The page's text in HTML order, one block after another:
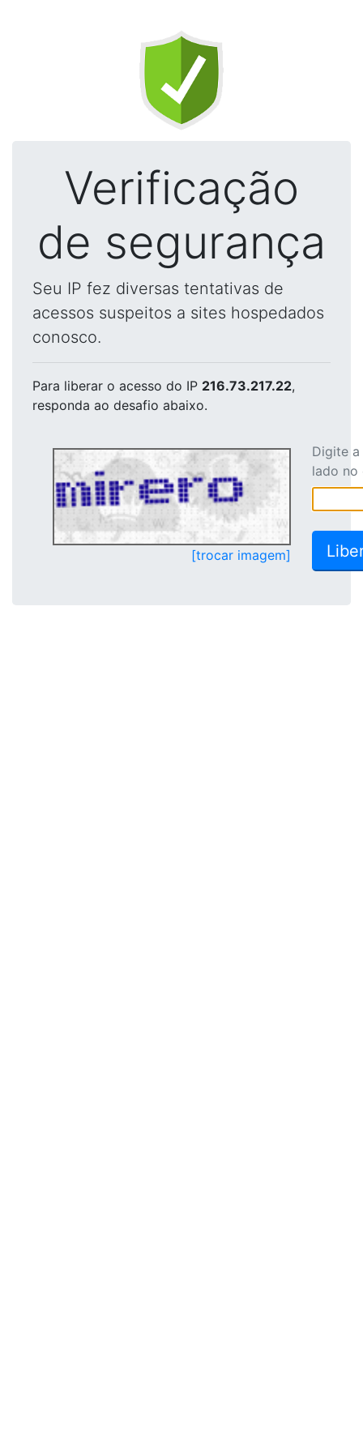
Verificação
de segurança
Seu IP fez diversas tentativas de
acessos suspeitos a sites hospedados
conosco.
Para liberar o acesso do IP 216.73.217.22,
responda ao desafio abaixo.
[trocar imagem]
Digite
lado no